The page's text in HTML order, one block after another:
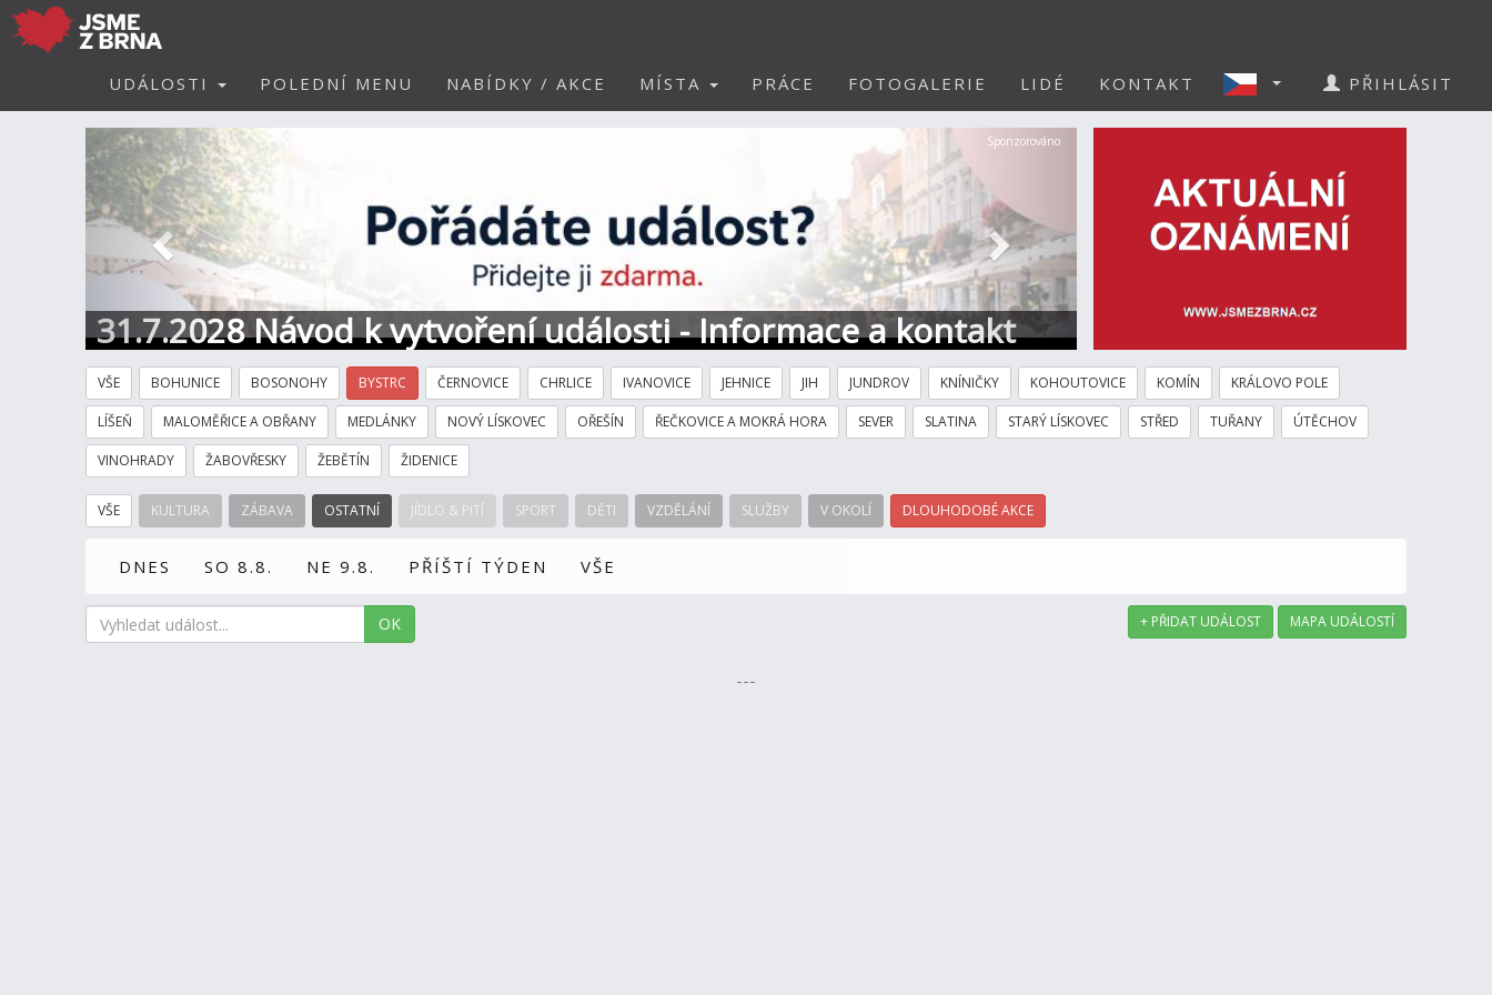
UDÁLOSTI POLEDNÍ MENU NABÍDKY / AKCE MÍSTA PRÁCE FOTOGALERIE LIDÉ KONTAKT PŘIHLÁSIT
31.7.2028 Návod k vytvoření události - Informace a kontakt
Předchozí Další
Sponzorováno
VŠE BOHUNICE BOSONOHY BYSTRC ČERNOVICE CHRLICE IVANOVICE JEHNICE JIH JUNDROV KNÍNIČKY KOHOUTOVICE KOMÍN KRÁLOVO POLE
LÍŠEŇ MALOMĚŘICE A OBŘANY MEDLÁNKY NOVÝ LÍSKOVEC OŘEŠÍN ŘEČKOVICE A MOKRÁ HORA SEVER SLATINA STARÝ LÍSKOVEC STŘED TUŘANY ÚTĚCHOV
VINOHRADY ŽABOVŘESKY ŽEBĚTÍN ŽIDENICE
VŠE KULTURA ZÁBAVA OSTATNÍ JÍDLO & PITÍ SPORT DĚTI VZDĚLÁNÍ SLUŽBY V OKOLÍ DLOUHODOBÉ AKCE
DNES SO 8.8. NE 9.8. PŘÍŠTÍ TÝDEN VŠE
OK + PŘIDAT UDÁLOST MAPA UDÁLOSTÍ
---